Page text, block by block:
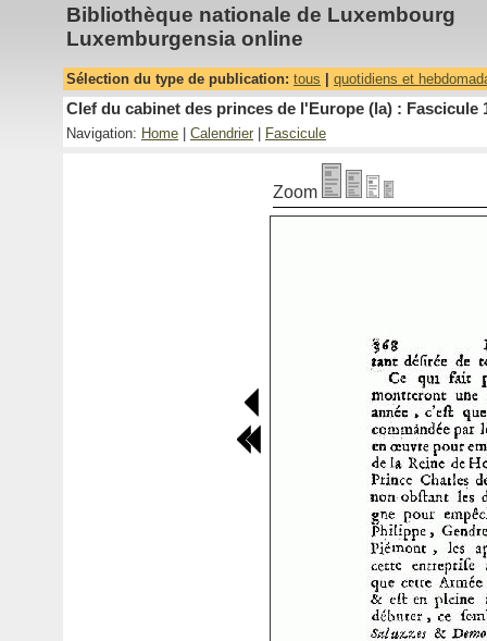
Bibliothèque nationale de Luxembourg
Luxemburgensia online
Sélection du type de publication: tous quotidiens et
Clef du cabinet des princes de l'Europe (la) : Fascicule
Navigation: Home Calendrier Fascicule
Zoom